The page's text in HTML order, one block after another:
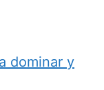
dominar y